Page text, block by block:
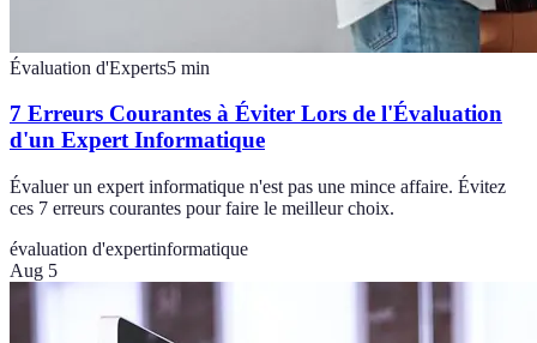
Évaluation d'Experts5 min
7 Erreurs Courantes à Éviter Lors de l'Évaluation
d'un Expert Informatique
Évaluer un expert informatique n'est pas une mince affaire. Évitez
ces 7 erreurs courantes pour faire le meilleur choix.
évaluation d'expertinformatique
Aug 5